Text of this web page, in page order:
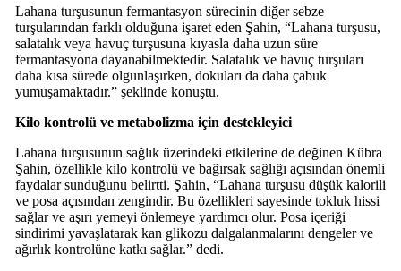
Lahana turşusunun fermantasyon sürecinin diğer sebze
turşularından farklı olduğuna işaret eden Şahin, “Lahana turşusu,
salatalık veya havuç turşusuna kıyasla daha uzun süre
fermantasyona dayanabilmektedir. Salatalık ve havuç turşuları
daha kısa sürede olgunlaşırken, dokuları da daha çabuk
yumuşamaktadır.” şeklinde konuştu.
Kilo kontrolü ve metabolizma için destekleyici
Lahana turşusunun sağlık üzerindeki etkilerine de değinen Kübra
Şahin, özellikle kilo kontrolü ve bağırsak sağlığı açısından önemli
faydalar sunduğunu belirtti. Şahin, “Lahana turşusu düşük kalorili
ve posa açısından zengindir. Bu özellikleri sayesinde tokluk hissi
sağlar ve aşırı yemeyi önlemeye yardımcı olur. Posa içeriği
sindirimi yavaşlatarak kan glikozu dalgalanmalarını dengeler ve
ağırlık kontrolüne katkı sağlar.” dedi.